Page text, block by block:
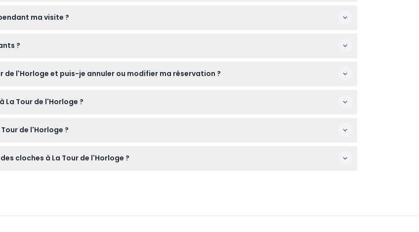
ma visite ?
?
de l'Horloge et puis-je annuler ou modifier ma réservation ?
et heure.
Tour de l'Horloge ?
de l'Horloge ?
cloches à La Tour de l'Horloge ?